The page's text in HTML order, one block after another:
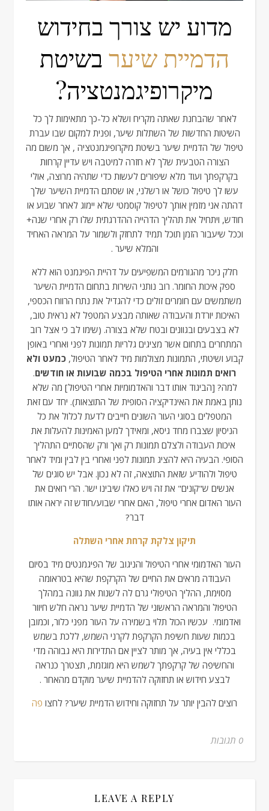
מדוע יש צורך בחידוש
הדמיית שיער בשיטת
מיקרופיגמנטציה?
לאחר שהבחנת שאתה מקריח ושלא כל-כך מתאימות לך כל
השיטות החדשות של השתלות שיער, ופנית למקום שבו עברת
טיפול של הדמיית שיער בשיטת מיקרופיגמנטציה , אך משום מה
הצורה הטבעית שלך לא חזרה למיטבה ויש עדיין קרחות
בקרקפתך ועוד מלא שיפורים לעשות כדי שתהיה מרוצה, אולי
עשו לך טיפול כושל או רשלני, או שסתם הדמיית השיער שלך
דהתה אני מזמין אותך לטיפול קוסמטי שלא יימוג לאחר שבוע או
חודש, ויתחיל את תהליך הדהייה ההדרגתית שלו רק אחרי שנה+
וככל שיעבור הזמן תוכל תמיד לתחזק ולשמור על המראה האחיד
והמלא שיער .
חלק ניכר מהגורמים המשפיעים על דהיית הפיגמנט הוא ללא
ספק איכות החומר. רוב נותני השירות בתחום הדמיית השיער
משתמשים עם חומרים זולים כדי להגדיל את נתח הרווח הכספי,
האיכות יורדת והעבודה שאותה מבצע המטפל לא נראית טוב,
לא בצבעים ובגוונים ובטח שלא בצורה. (שימו לב כי אצל רוב
המתחרים בתחום אשר מציגים גלריות תמונות לפני ואחרי באופן
קבוע ושיטתי, התמונות מצולמות מיד לאחר הטיפול,כמעט ולא
רואים תמונות אחרי הטיפול בכמה שבועות או חודשים.
למה? [הביגוד אותו דבר והאדמומיות אחרי הטיפול] מה שלא
נותן באמת את האינדיקציה הסופית של התוצאות). יחד עם זאת
המטפלים בסוגי העור השונים חייבים לדעת לכלול את כל
הניסיון שצברו מחד גיסא, ומאידך למען האמינות להעלות את
איכות העבודה ולצלם תמונות רק ואך ורק שהסתיים התהליך
הסופי. הבעיה היא להציג תמונות לפני ואחרי בין לבין ומיד לאחר
טיפול ולהודיע שזאת התוצאה, זה לא נכון. אבל יש סוגים של
אנשים ש"קונים" את זה ויש כאלו שיבינו ישר. הרי רואים את
העור האדום אחרי טיפול, האם אחרי שבוע/חודש זה יראה אותו
דבר?
תיקון צלקת קרחת אחרי השתלה
העור האדמומי אחרי הטיפול והניגוב של הפיגמנטים מיד בסיום
העבודה מראים את החיים של הקרקפת שהיא בטראומה
מסוימת, ההליך הטיפולי גרם לה לשנות את גוונה במהלך
הטיפול והמראה הראשוני של הדמיית שיער נראה חלש חיוור
ואדמומי. עכשיו הכול תלוי בשמירה על העור מפני כלור, וכמובן
בכמות שעות חשיפת הקרקפת לקרני השמש, ללכת בשמש
בכללי אין בעיה, אך מותר לציין אם התדירות היא גבוהה מדי
והחשיפה של קרקפתך לשמש היא מוגזמת, תצטרך כנראה
לבצע חידוש או תחזוקה להדמיית שיער מוקדם מהאחר .
רוצים להבין יותר על תחזוקה וחידוש הדמיית שיער? לחצו פה
0 תגובות
LEAVE A REPLY